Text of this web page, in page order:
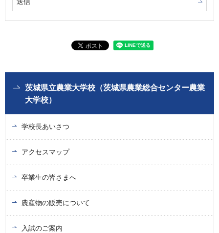
茨城県立農業大学校（茨城県農業総合センター農業
大学校）
学校長あいさつ
アクセスマップ
卒業生の皆さまへ
農産物の販売について
入試のご案内